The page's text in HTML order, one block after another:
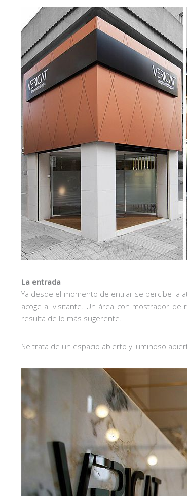
La entrada
Ya desde el momento de entrar se percibe la
acoge al visitante. Un área con mostrador
resulta de lo más sugerente.
Se trata de un espacio abierto y luminoso